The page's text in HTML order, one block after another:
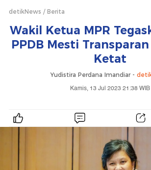
detikNews Berita
Wakil Ketua MPR
PPDB Mesti
Ketat
Yudistira Perdana Imandiar -
Kamis, 13 Jul 2023 21:38 WIB